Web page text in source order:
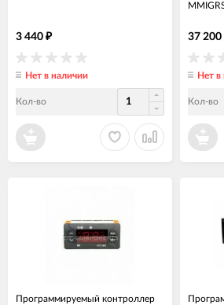
3 440 ₽
Нет в наличии
Кол-во
37 200
Нет в
Кол-во
Программируемый контроллер